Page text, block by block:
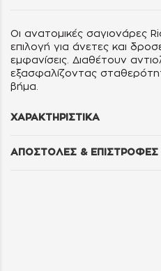
Οι ανατομικές σαγιονάρες
επιλογή για άνετες και
εμφανίσεις. Διαθέτουν
εξασφαλίζοντας
βήμα.
ΧΑΡΑΚΤΗΡΙΣΤΙΚΑ
ΑΠΟΣΤΟΛΕΣ & ΕΠΙΣΤΡΟΦΕΣ